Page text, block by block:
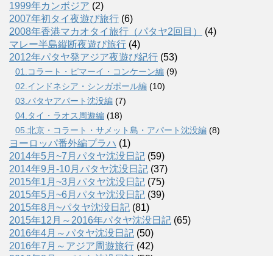
1999年カンボジア (2)
2007年初タイ夜遊び旅行 (6)
2008年香港マカオタイ旅行（パタヤ2回目）
(4)
マレー半島縦断夜遊び旅行 (4)
2012年パタヤ発アジア夜遊び紀行 (53)
01.コラート・ピマーイ・コンケーン編 (9)
02.インドネシア・シンガポール編 (10)
03.パタヤアパート沈没編 (7)
04.タイ・ラオス周遊編 (18)
05.北京・コラート・サメット島・アパート沈没編 (8)
ヨーロッパ番外編プラハ (1)
2014年5月~7月パタヤ沈没日記 (59)
2014年9月-10月パタヤ沈没日記 (37)
2015年1月~3月パタヤ沈没日記 (75)
2015年5月~6月パタヤ沈没日記 (39)
2015年8月~パタヤ沈没日記 (81)
2015年12月～2016年パタヤ沈没日記 (65)
2016年4月～パタヤ沈没日記 (50)
2016年7月～アジア周遊旅行 (42)